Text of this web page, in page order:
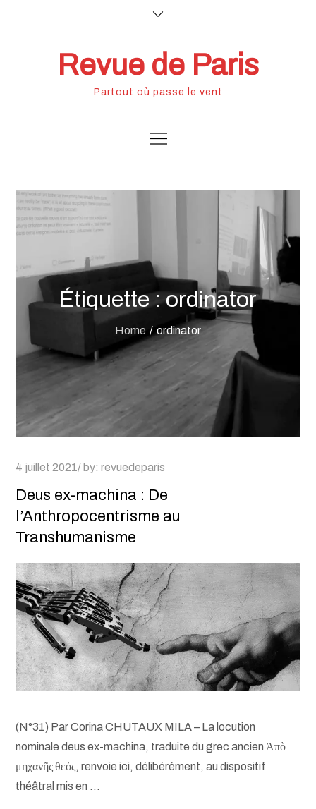
Revue de Paris
Partout où passe le vent
Étiquette :ordinator
Home ordinator
Posted
4 juillet 2021 by:revuedeparis
Deus ex-machina : De
l’Anthropocentrisme au
Transhumanisme
(N°31) Par Corina CHUTAUX MILA – La locution
nominale deus ex-machina, traduite du grec ancien Ἀπὸ
μηχανῆς θεός, renvoie ici, délibérément, au dispositif
théâtral mis en …